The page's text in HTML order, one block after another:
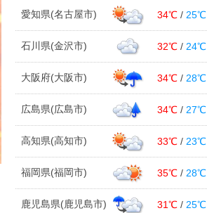
愛知県(名古屋市) 34℃ / 25℃
石川県(金沢市) 32℃ / 24℃
大阪府(大阪市) 34℃ / 28℃
広島県(広島市) 34℃ / 27℃
高知県(高知市) 33℃ / 23℃
福岡県(福岡市) 35℃ / 28℃
鹿児島県(鹿児島市) 31℃ / 25℃